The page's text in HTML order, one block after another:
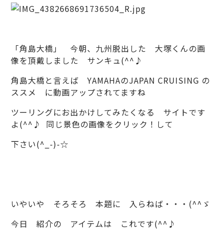
「角島大橋」 今朝、九州脱出した 大塚くんの画
像を頂戴しました サンキュ(^^♪
角島大橋と言えばYAMAHAのJAPAN CRUISING の
ススメ に動画アップされてますね
ツーリングにお出かけしてみたくなる サイトです
よ(^^♪ 同じ景色の画像をクリック！して
下さい(^_-)-☆
いやいや そろそろ 本題に 入らねば・・・(^^ゞ
今日 紹介の アイテムは これです(^^♪